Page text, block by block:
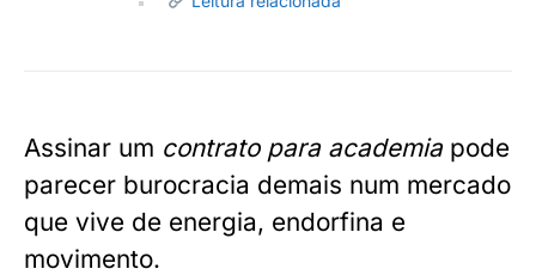
Assinar um contrato para academiapode
parecer burocracia demais num mercado
que vive de energia, endorfina e
movimento.